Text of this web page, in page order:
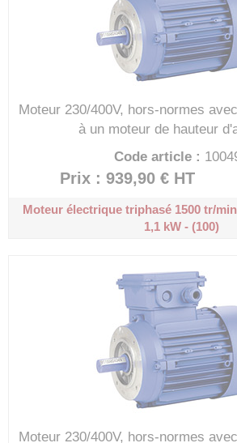
Moteur 230/400V, hors-normes
à un moteur de hauteur
Code article :
Prix : 939,90 € HT
Moteur électrique triphasé 1500 tr/min
1,1 kW - (100)
Moteur 230/400V, hors-normes